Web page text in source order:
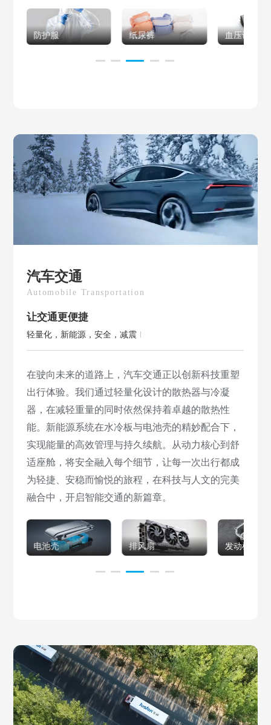
防护服 纸尿裤 血压计
汽车交通
Automobile Transportation
让交通更便捷
轻量化，新能源，安全，减震
在驶向未来的道路上，汽车交通正以创新科技重塑
出行体验。我们通过轻量化设计的散热器与冷凝
器，在减轻重量的同时依然保持着卓越的散热性
能。新能源系统在水冷板与电池壳的精妙配合下，
实现能量的高效管理与持久续航。从动力核心到舒
适座舱，将安全融入每个细节，让每一次出行都成
为轻捷、安稳而愉悦的旅程，在科技与人文的完美
融合中，开启智能交通的新篇章。
电池壳 排风扇 发动机油底